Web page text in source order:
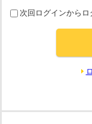
次回ログインから